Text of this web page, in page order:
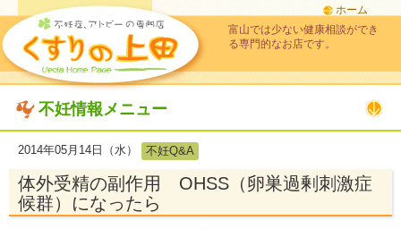
ホーム
富山では少ない健康相談ができ
る専門的なお店です。
不妊情報メニュー
2014年05月14日（水） 不妊Q&A
体外受精の副作用 OHSS（卵巣過剰刺激症
候群）になったら